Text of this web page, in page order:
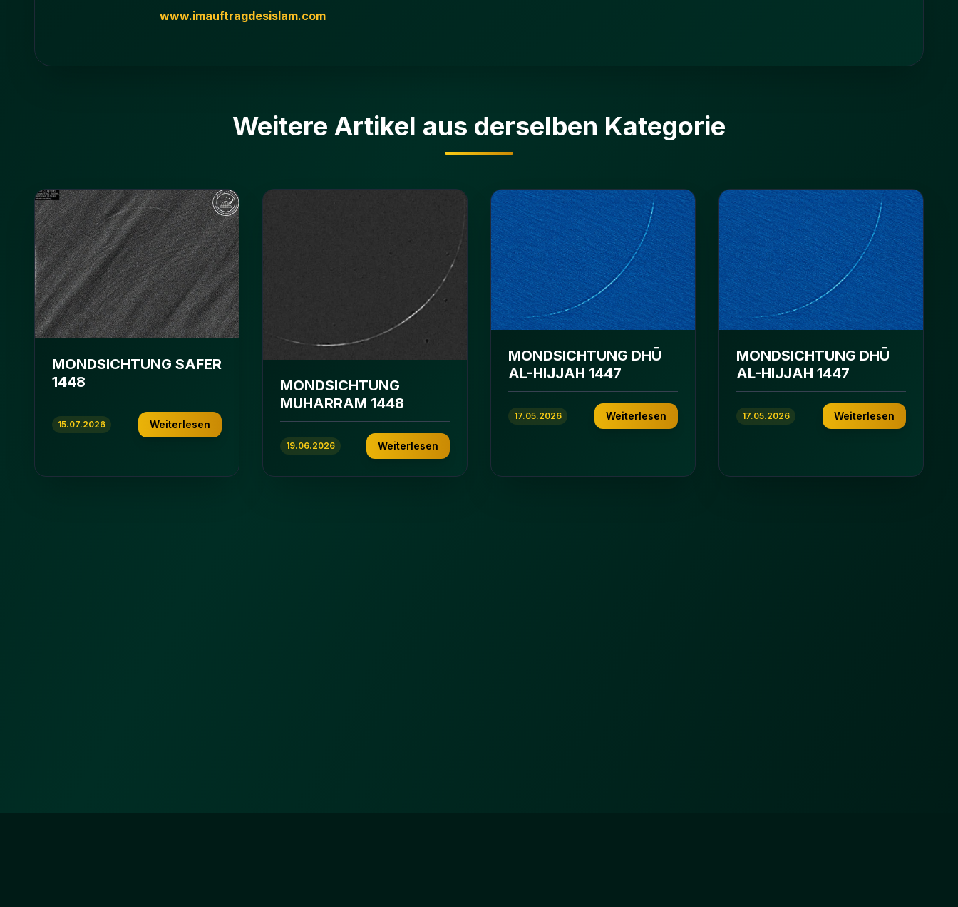
www.imauftragdesislam.com
Weitere Artikel aus derselben Kategorie
MONDSICHTUNG SAFER
1448
15.07.2026 Weiterlesen
MONDSICHTUNG
MUHARRAM 1448
19.06.2026 Weiterlesen
MONDSICHTUNG DHŪ
AL-HIJJAH 1447
17.05.2026 Weiterlesen
MONDSICHTUNG DHŪ
AL-HIJJAH 1447
17.05.2026 Weiterlesen